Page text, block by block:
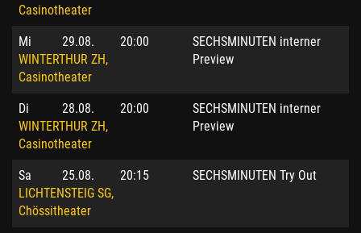
Casinotheater
Mi 29.08.
20:00
WINTERTHUR ZH,
Casinotheater
SECHSMINUTEN interner
Preview
Di 28.08.
20:00
WINTERTHUR ZH,
Casinotheater
SECHSMINUTEN interner
Preview
Sa 25.08.
20:15
LICHTENSTEIG SG,
Chössitheater
SECHSMINUTEN Try Out